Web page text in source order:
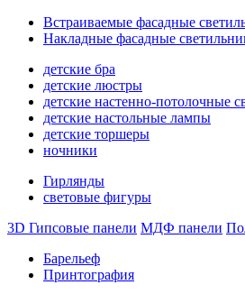
Встраиваемые фасадные
Накладные фасадные
детские бра
детские люстры
детские настенно-потолочные
детские настольные лампы
детские торшеры
ночники
Гирлянды
световые фигуры
3D Гипсовые панели МДФ панели
Барельеф
Принтография